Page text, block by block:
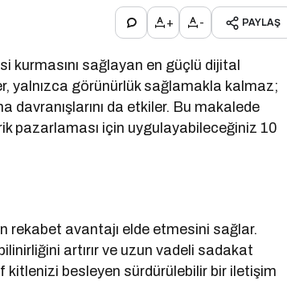
+ - PAYLAŞ
kurmasını sağlayan en güçlü dijital
yalnızca görünürlük sağlamakla kalmaz;
davranışlarını da etkiler. Bu makalede
pazarlaması için uygulayabileceğiniz 10
rekabet avantajı elde etmesini sağlar.
artırır ve uzun vadeli sadakat
kitlenizi besleyen sürdürülebilir bir iletişim